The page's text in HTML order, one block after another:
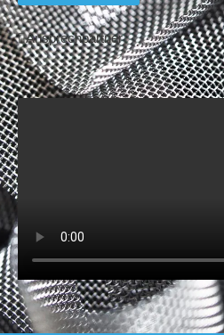
Ansprechpartner